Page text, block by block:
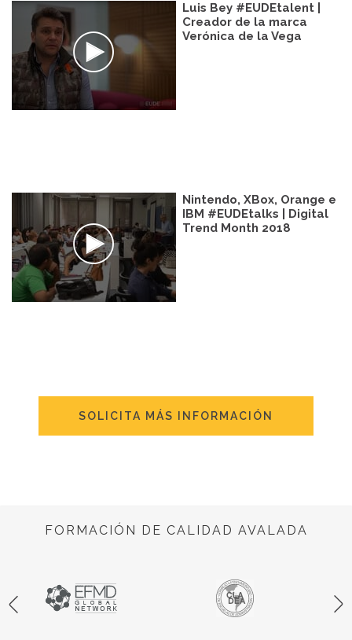
Luis Bey #EUDEtalent |
Creador de la marca
Verónica de la Vega
Nintendo, XBox, Orange e
IBM #EUDEtalks | Digital
Trend Month 2018
SOLICITA MÁS INFORMACIÓN
FORMACIÓN DE CALIDAD AVALADA